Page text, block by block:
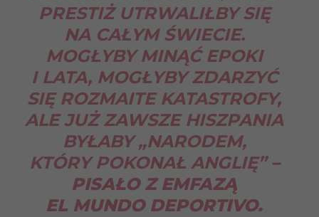
PRESTIŻ UTRWALIŁBY SIĘ
NA CAŁYM ŚWIECIE.
MOGŁYBY MINĄĆ EPOKI
I LATA, MOGŁYBY ZDARZYĆ
SIĘ ROZMAITE KATASTROFY,
ALE JUŻ ZAWSZE HISZPANIA
BYŁABY „NARODEM,
KTÓRY POKONAŁ ANGLIĘ” –
PISAŁO Z EMFAZĄ
EL MUNDO DEPORTIVO.